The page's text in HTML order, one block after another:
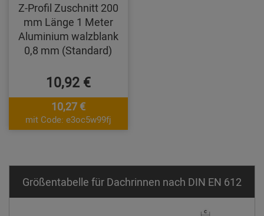
Z-Profil Zuschnitt 200
mm Länge 1 Meter
Aluminium walzblank
0,8 mm (Standard)
10,92 €
10,27 €
mit Code: e3oc5w99fj
Größentabelle für Dachrinnen nach DIN EN 612